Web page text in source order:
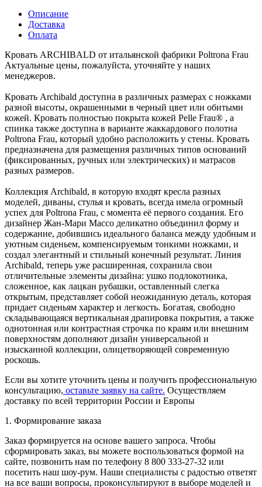
Описание
Доставка
Оплата
Кровать ARCHIBALD от итальянской фабрики Poltrona Frau
Актуальные цены, пожалуйста, уточняйте у наших
менеджеров.
Кровать Archibald доступна в различных размерах с ножками
разной высоты, окрашенными в черный цвет или обитыми
кожей. Кровать полностью покрыта кожей Pelle Frau® , а
спинка также доступна в варианте жаккардового полотна
Poltrona Frau, который удобно расположить у стены. Кровать
предназначена для размещения различных типов оснований
(фиксированных, ручных или электрических) и матрасов
разных размеров.
Коллекция Archibald, в которую входят кресла разных
моделей, диваны, стулья и кровать, всегда имела огромный
успех для Poltrona Frau, с момента её первого создания. Его
дизайнер Жан-Мари Массо деликатно объединил форму и
содержание, добившись идеального баланса между удобным и
уютным сиденьем, компенсируемым тонкими ножками, и
создал элегантный и стильный конечный результат. Линия
Archibald, теперь уже расширенная, сохранила свои
отличительные элементы дизайна: ушко подлокотника,
сложенное, как лацкан рубашки, оставленный слегка
открытым, представляет собой неожиданную деталь, которая
придает сиденьям характер и легкость. Богатая, свободно
складывающаяся вертикальная драпировка покрытия, а также
однотонная или контрастная строчка по краям или внешним
поверхностям дополняют дизайн универсальной и
изысканной коллекции, олицетворяющей современную
роскошь.
Если вы хотите уточнить цены и получить профессиональную
консультацию, оставьте заявку на сайте. Осуществляем
доставку по всей территории России и Европы
1. Формирование заказа
Заказ формируется на основе вашего запроса. Чтобы
сформировать заказ, вы можете воспользоваться формой на
сайте, позвонить нам по телефону 8 800 333-27-32 или
посетить наш шоу-рум. Наши специалисты с радостью ответят
на все ваши вопросы, проконсультируют в выборе моделей и